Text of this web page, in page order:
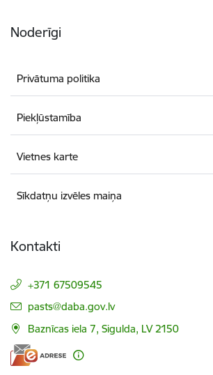
Noderīgi
Privātuma politika
Piekļūstamība
Vietnes karte
Sīkdatņu izvēles maiņa
Kontakti
+371 67509545
E-pasts:
pasts@daba.gov.lv
Baznīcas iela 7, Sigulda, LV 2150